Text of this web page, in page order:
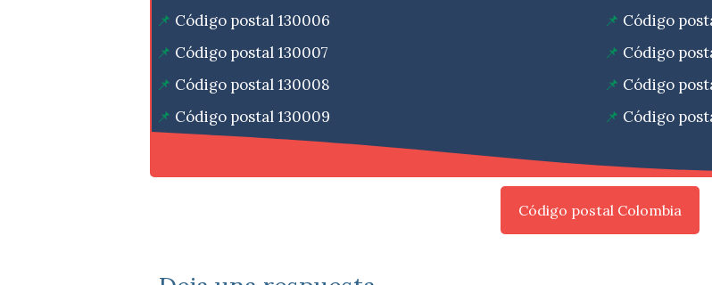
Código postal 130006
Código postal 130007
Código postal 130008
Código postal 130009
Código postal 130010
Código
Código
Código
Código
Código postal Colombia